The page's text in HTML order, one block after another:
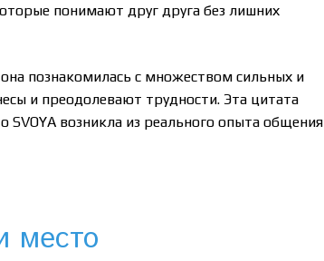
понимают друг друга без лишних
познакомилась с множеством сильных и
и преодолевают трудности. Эта цитата
SVOYA возникла из реального опыта общения
место